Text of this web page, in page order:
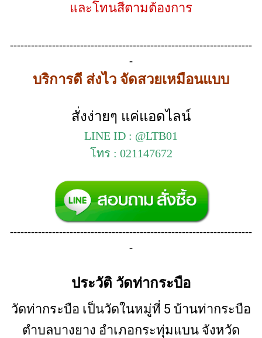
และโทนสีตามต้องการ
---------------------------------------------------------------------
-
บริการดี ส่งไว จัดสวยเหมือนแบบ
สั่งง่ายๆ แค่แอดไลน์
LINE ID : @LTB01
โทร : 021147672
---------------------------------------------------------------------
-
ประวัติ วัดท่ากระบือ
วัดท่ากระบือ เป็นวัดในหมู่ที่ 5 บ้านท่ากระบือ
ตำบลบางยาง อำเภอกระทุ่มแบน จังหวัด